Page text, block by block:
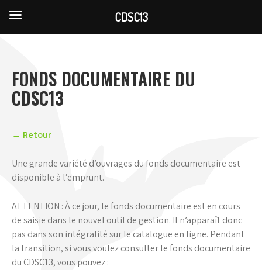
FONDS DOCUMENTAIRE DU
CDSC13
← Retour
Une grande variété d’ouvrages du fonds documentaire est
disponible à l’emprunt.
ATTENTION : À ce jour, le fonds documentaire est en cours
de saisie dans le nouvel outil de gestion. Il n’apparaît donc
pas dans son intégralité sur le catalogue en ligne. Pendant
la transition, si vous voulez consulter le fonds documentaire
du CDSC13, vous pouvez :
CDSC13